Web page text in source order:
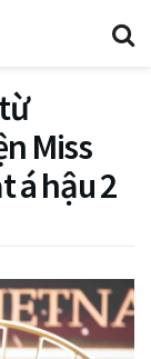
Miss
á hậu 2